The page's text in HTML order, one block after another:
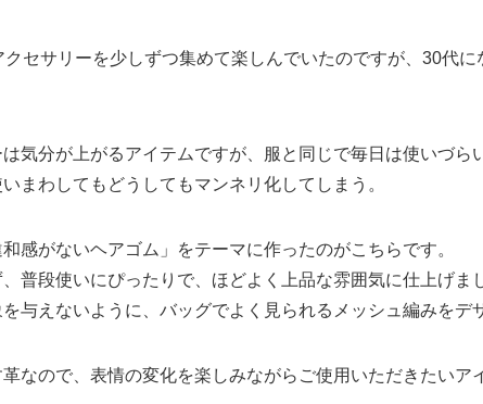
セサリーを少しずつ集めて楽しんでいたのですが、30代
気分が上がるアイテムですが、服と同じで毎日は使いづら
まわしてもどうしてもマンネリ化してしまう。
感がないヘアゴム」をテーマに作ったのがこちらです。
普段使いにぴったりで、ほどよく上品な雰囲気に仕上げま
与えないように、バッグでよく見られるメッシュ編みをデ
なので、表情の変化を楽しみながらご使用いただきたいア